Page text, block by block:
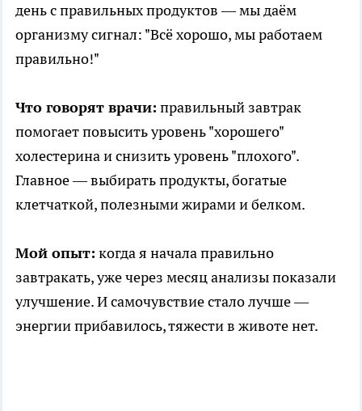
день с правильных продуктов — мы даём
организму сигнал: "Всё хорошо, мы работаем
правильно!"
Что говорят врачи: правильный завтрак
помогает повысить уровень "хорошего"
холестерина и снизить уровень "плохого".
Главное — выбирать продукты, богатые
клетчаткой, полезными жирами и белком.
Мой опыт: когда я начала правильно
завтракать, уже через месяц анализы показали
улучшение. И самочувствие стало лучше —
энергии прибавилось, тяжести в животе нет.